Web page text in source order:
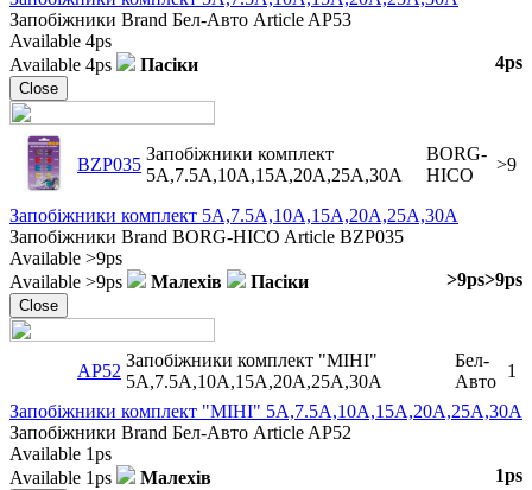
Запобіжники Brand Бел-Авто Article AP53
Available 4ps
Available 4ps Пасіки 4ps
Close
BZP035
Запобіжники комплект
5A,7.5A,10A,15A,20A,25A,30A
BORG-
HICO
>9
Запобіжники комплект 5A,7.5A,10A,15A,20A,25A,30A
Запобіжники Brand BORG-HICO Article BZP035
Available >9ps
Available >9ps Малехів >9ps
Пасіки >9ps
Close
AP52
Запобіжники комплект "МІНІ"
5A,7.5A,10A,15A,20A,25A,30A
Бел-
Авто
1
Запобіжники комплект "МІНІ" 5A,7.5A,10A,15A,20A,25A,30A
Запобіжники Brand Бел-Авто Article AP52
Available 1ps
Available 1ps Малехів 1ps